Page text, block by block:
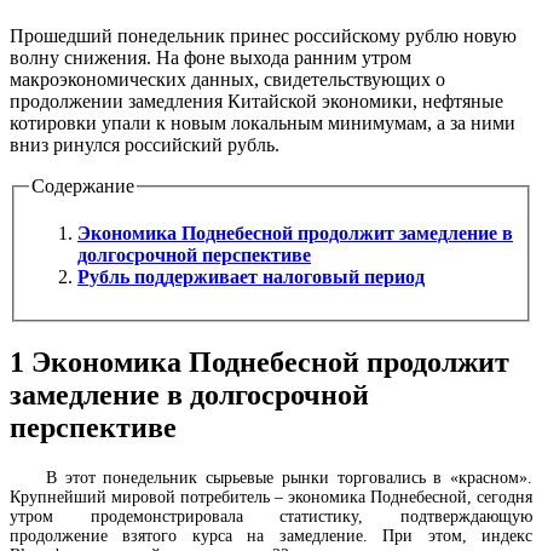
Прошедший понедельник принес российскому рублю новую
волну снижения. На фоне выхода ранним утром
макроэкономических данных, свидетельствующих о
продолжении замедления Китайской экономики, нефтяные
котировки упали к новым локальным минимумам, а за ними
вниз ринулся российский рубль.
Содержание
Экономика Поднебесной продолжит замедление в
долгосрочной перспективе
Рубль поддерживает налоговый период
1 Экономика Поднебесной продолжит
замедление в долгосрочной
перспективе
В этот понедельник сырьевые рынки торговались в «красном».
Крупнейший мировой потребитель – экономика Поднебесной, сегодня
утром продемонстрировала статистику, подтверждающую
продолжение взятого курса на замедление. При этом, индекс